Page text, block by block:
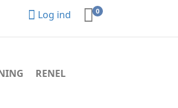
Log ind 0
RENEL